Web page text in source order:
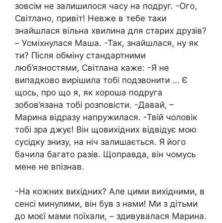
зовсім не залишилося часу на подруг. -Ого,
Світлано, привіт! Невже в тебе таки
знайшлася вільна хвилина для старих друзів?
– Усміхнулася Маша. -Так, знайшлася, ну як
ти? Після обміну стандартними
люб’язностями, Світлана каже: -Я не
випадково вирішила тобі подзвонити … Є
щось, про що я, як хороша подруга
зобов’язана тобі розповісти. -Давай, –
Марина відразу напружилася. -Твій чоловік
тобі зра джує! Він щовихідних відвідує мою
сусідку знизу, на ніч залишається. Я його
бачила багато разів. Щоправда, він чомусь
мене не впізнав.
-На кожних вихідних? Але цими вихідними, в
сенсі минулими, він був з нами! Ми з дітьми
до моєї мами поїхали, – здивувалася Марина.